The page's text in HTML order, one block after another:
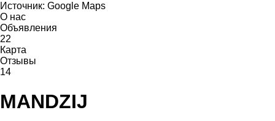
Источник: Google Maps
О нас
Объявления
22
Карта
Отзывы
14
MANDZIJ